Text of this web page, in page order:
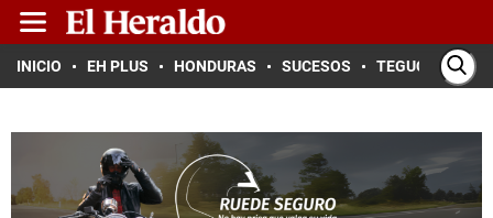
INICIO EH PLUS HONDURAS SUCESOS TEGUCIGALPA